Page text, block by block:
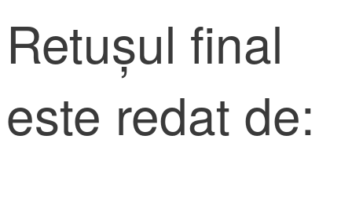
Retușul final
este redat de: